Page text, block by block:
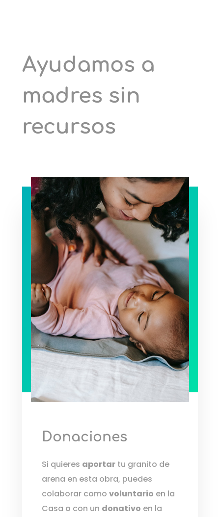
Ayudamos a
madres sin
recursos
Donaciones
Si quieres aportartu granito de
arena en esta obra, puedes
colaborar como voluntario en la
Casa o con un donativo en la